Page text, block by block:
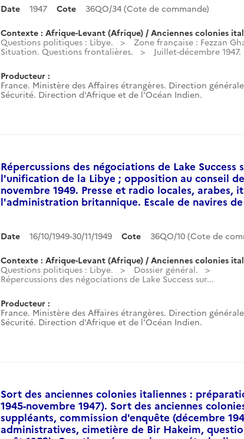
Date 1947 Cote 36QO/34 (Cote de commande)
Contexte : Afrique-Levant (Afrique) / Anciennes colonies
Questions politiques : Libye.
Zone française : Fezzan
Situation. Questions frontalières.
Juillet-décembre 1947.
Producteur :
France. Ministère des Affaires étrangères. Direction
Sécurité. Direction d'Afrique et de l'Océan Indien.
Répercussions des négociations de Lake
l'unification de la Libye ; opposition au conseil
novembre 1949. Presse et radio locales, arabes,
l'administration britannique. Escale de navires
Date 16/10/1949-30/11/1949 Cote 36QO/10 (Cote de
Contexte : Afrique-Levant (Afrique) / Anciennes colonies
Questions politiques : Libye.
Dossier général.
Répercussions des négociations de Lake Success sur...
Producteur :
France. Ministère des Affaires étrangères. Direction
Sécurité. Direction d'Afrique et de l'Océan Indien.
Sort des anciennes colonies italiennes :
1945-novembre 1947). Sort des anciennes
suppléants, commission d'enquête (décembre
administratives, cimetière de Bir Hakeim,